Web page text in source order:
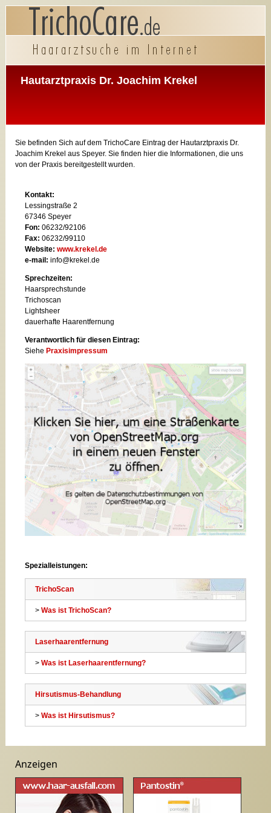
Hautarztpraxis Dr. Joachim Krekel
Sie befinden Sich auf dem TrichoCare Eintrag der Hautarztpraxis Dr.
Joachim Krekel aus Speyer. Sie finden hier die Informationen, die uns
von der Praxis bereitgestellt wurden.
Kontakt:
Lessingstraße 2
67346 Speyer
Fon: 06232/92106
Fax: 06232/99110
Website: www.krekel.de
e-mail: info@krekel.de
Sprechzeiten:
Haarsprechstunde
Trichoscan
Lightsheer
dauerhafte Haarentfernung
Verantwortlich für diesen Eintrag:
Siehe Praxisimpressum
Spezialleistungen:
TrichoScan
> Was ist TrichoScan?
Laserhaarentfernung
> Was ist Laserhaarentfernung?
Hirsutismus-Behandlung
> Was ist Hirsutismus?
Anzeigen